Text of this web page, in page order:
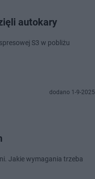
autokary
S3 w pobliżu
dodano 1-9-2025
Jakie wymagania trzeba